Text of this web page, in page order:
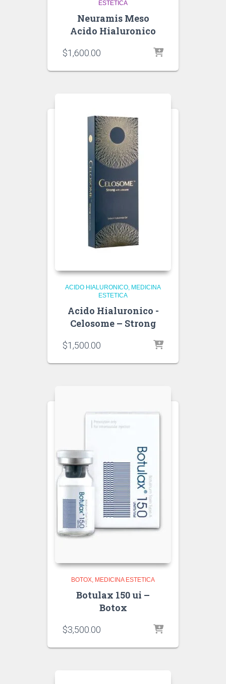
ESTETICA
Neuramis Meso
Acido Hialuronico
$1,600.00
ACIDO HIALURONICO MEDICINA
ESTETICA
Acido Hialuronico -
Celosome – Strong
$1,500.00
BOTOX MEDICINA ESTETICA
Botulax 150 ui –
Botox
$3,500.00